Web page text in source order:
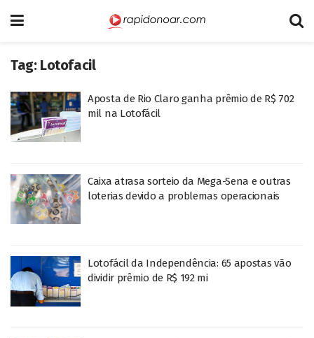
Tag: Lotofacil
Aposta de Rio Claro ganha prêmio de R$ 702
mil na Lotofácil
Caixa atrasa sorteio da Mega-Sena e outras
loterias devido a problemas operacionais
Lotofácil da Independência: 65 apostas vão
dividir prêmio de R$ 192 mi